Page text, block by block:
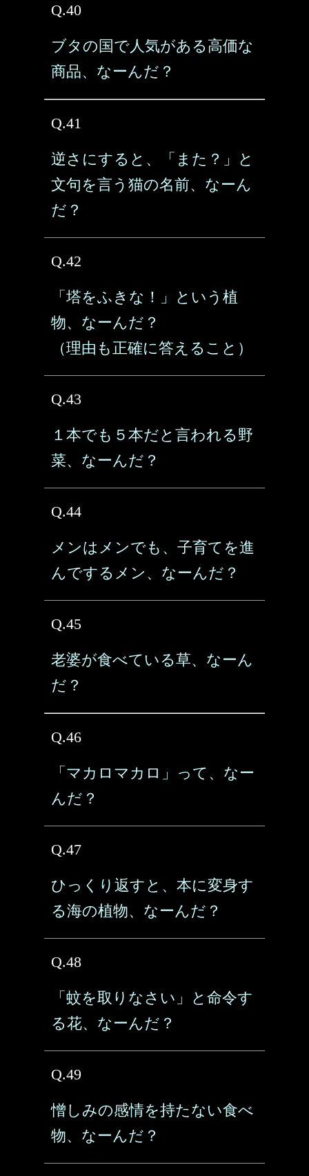
Q.40
ブタの国で人気がある高価な
商品、なーんだ？
Q.41
逆さにすると、「また？」と
文句を言う猫の名前、なーん
だ？
Q.42
「塔をふきな！」という植
物、なーんだ？
（理由も正確に答えること）
Q.43
１本でも５本だと言われる野
菜、なーんだ？
Q.44
メンはメンでも、子育てを進
んでするメン、なーんだ？
Q.45
老婆が食べている草、なーん
だ？
Q.46
「マカロマカロ」って、なー
んだ？
Q.47
ひっくり返すと、本に変身す
る海の植物、なーんだ？
Q.48
「蚊を取りなさい」と命令す
る花、なーんだ？
Q.49
憎しみの感情を持たない食べ
物、なーんだ？